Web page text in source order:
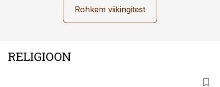
Rohkem viikingitest
RELIGIOON